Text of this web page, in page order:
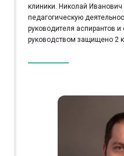
клиники. Николай Иванович
педагогическую
руководителя аспирантов
руководством защищено 2